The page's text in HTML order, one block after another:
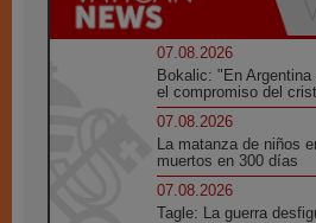
07.08.2026
Bokalic: "En
el compromiso del
07.08.2026
La matanza de niños
muertos en 300 días
07.08.2026
Tagle: La guerra